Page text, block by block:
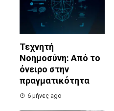
Τεχνητή
Νοημοσύνη: Από το
όνειρο στην
πραγματικότητα
6 μήνες ago